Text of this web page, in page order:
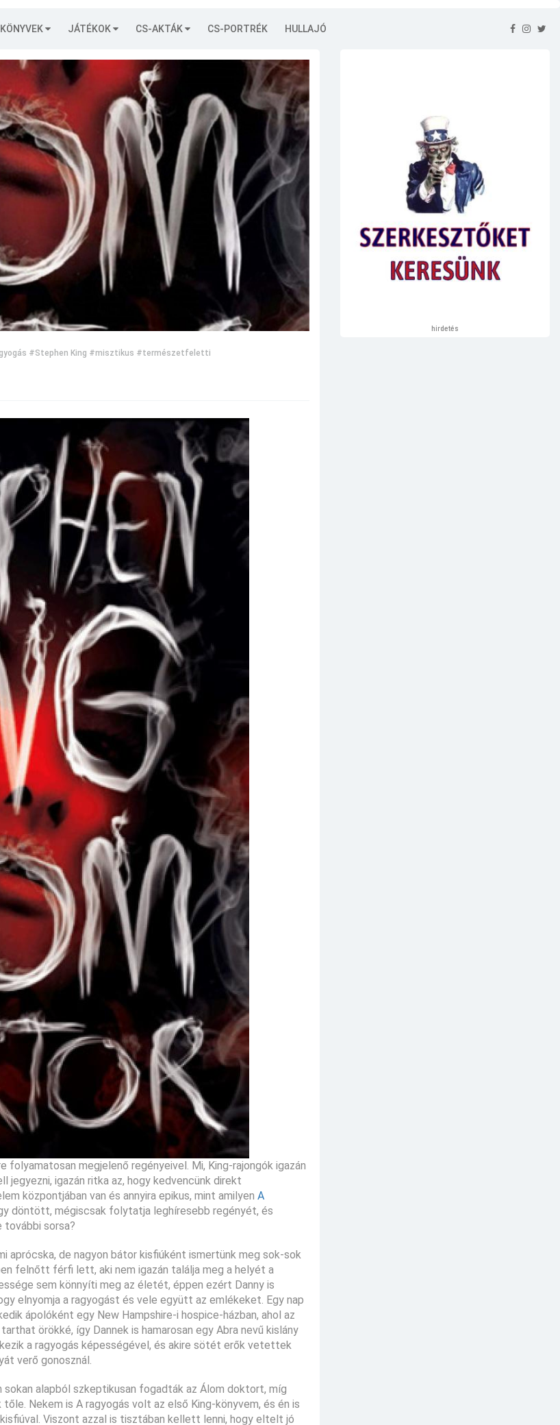
KÖNYVEK JÁTÉKOK CS-AKTÁK CS-PORTRÉK HULLAJÓ
#Stephen King #misztikus #természetfeletti
megjelenő regényeivel. Mi, King-rajongók igazán
igazán ritka az, hogy kedvencünk direkt
központjában van és annyira epikus, mint amilyen A
döntött, mégiscsak folytatja leghíresebb regényét, és
további sorsa?
aprócska, de nagyon bátor kisfiúként ismertünk meg sok-sok
felnőtt férfi lett, aki nem igazán találja meg a helyét a
sem könnyíti meg az életét, éppen ezért Danny is
elnyomja a ragyogást és vele együtt az emlékeket. Egy nap
ápolóként egy New Hampshire-i hospice-házban, ahol az
örökké, így Dannek is hamarosan egy Abra nevű kislány
a ragyogás képességével, és akire sötét erők vetettek
verő gonosznál.
alapból szkeptikusan fogadták az Álom doktort, míg
Nekem is A ragyogás volt az első King-könyvem, és én is
Viszont azzal is tisztában kellett lenni, hogy eltelt jó
hirdetés